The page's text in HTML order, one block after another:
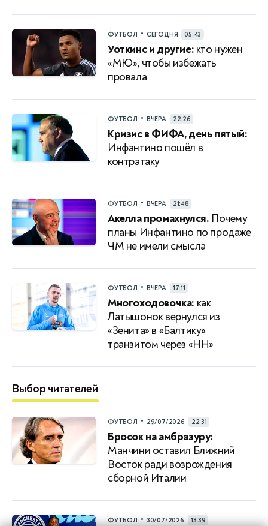
ФУТБОЛ • СЕГОДНЯ 05:43
Уоткинс и другие: кто нужен
«МЮ», чтобы избежать
провала
ФУТБОЛ • ВЧЕРА 22:26
Кризис в ФИФА, день пятый:
Инфантино пошёл в
контратаку
ФУТБОЛ • ВЧЕРА 21:48
Акелла промахнулся. Почему
планы Инфантино по продаже
ЧМ не имели смысла
ФУТБОЛ • ВЧЕРА 17:11
Многоходовочка: как
Латышонок вернулся из
«Зенита» в «Балтику»
транзитом через «НН»
Выбор читателей
ФУТБОЛ • 29/07/2026 22:31
Бросок на амбразуру:
Манчини оставил Ближний
Восток ради возрождения
сборной Италии
ФУТБОЛ • 30/07/2026 13:39